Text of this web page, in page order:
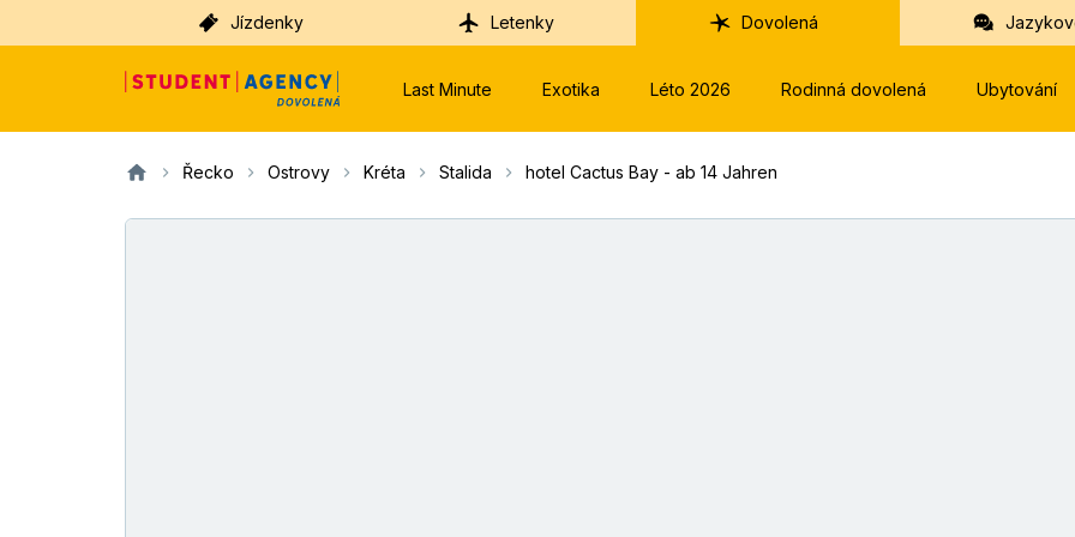
Jízdenky Letenky Dovolená
Last Minute Exotika Léto 2026 Rodinná dovolená Ubytování
Řecko Ostrovy Kréta Stalida hotel Cactus Bay - ab 14 Jahren